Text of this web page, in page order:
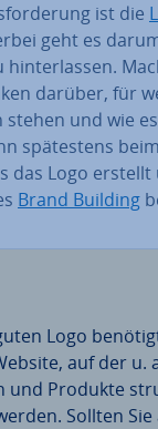
ist die
geht es
hin­ter­las­sen.
darüber, für
stehen und wie
spä­tes­tens
das Logo
Brand Building
Logo
auf der u.
und Produkte
Sollten